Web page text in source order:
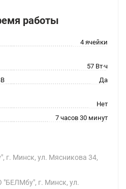
работы
4 ячейки
57 Вт·ч
Да
Нет
7 часов 30 минут
г. Минск, ул. Мясникова 34,
"БЕЛМбу", г. Минск, ул.